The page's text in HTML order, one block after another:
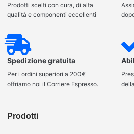
Prodotti scelti con cura, di alta
qualità e componenti eccellenti
Spedizione gratuita
Per i ordini superiori a 200€
offriamo noi il Corriere Espresso.
Prodotti